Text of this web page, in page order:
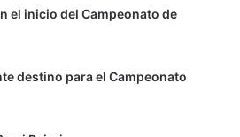
el inicio del Campeonato de
destino para el Campeonato